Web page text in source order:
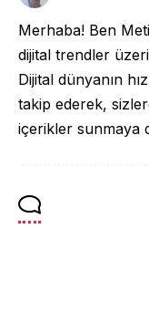
Merhaba! Ben
dijital trendler
Dijital dünyanın
takip ederek,
içerikler sunmaya